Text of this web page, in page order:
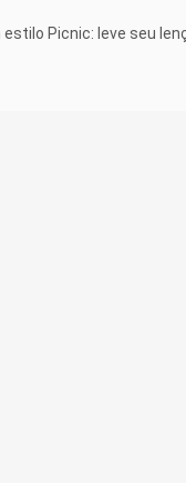
Picnic: leve seu